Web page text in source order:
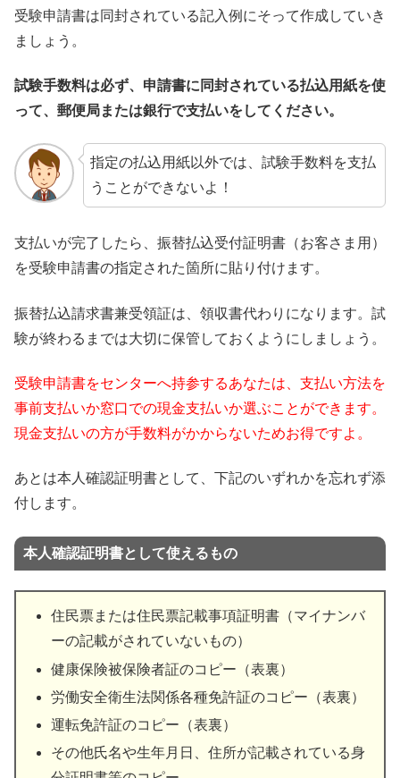
受験申請書は同封されている記入例にそって作成していき
ましょう。
試験手数料は必ず、申請書に同封されている払込用紙を使
って、郵便局または銀行で支払いをしてください。
指定の払込用紙以外では、試験手数料を支払
うことができないよ！
支払いが完了したら、振替払込受付証明書（お客さま用）
を受験申請書の指定された箇所に貼り付けます。
振替払込請求書兼受領証は、領収書代わりになります。試
験が終わるまでは大切に保管しておくようにしましょう。
受験申請書をセンターへ持参するあなたは、支払い方法を
事前支払いか窓口での現金支払いか選ぶことができます。
現金支払いの方が手数料がかからないためお得ですよ。
あとは本人確認証明書として、下記のいずれかを忘れず添
付します。
本人確認証明書として使えるもの
住民票または住民票記載事項証明書（マイナンバ
ーの記載がされていないもの）
健康保険被保険者証のコピー（表裏）
労働安全衛生法関係各種免許証のコピー（表裏）
運転免許証のコピー（表裏）
その他氏名や生年月日、住所が記載されている身